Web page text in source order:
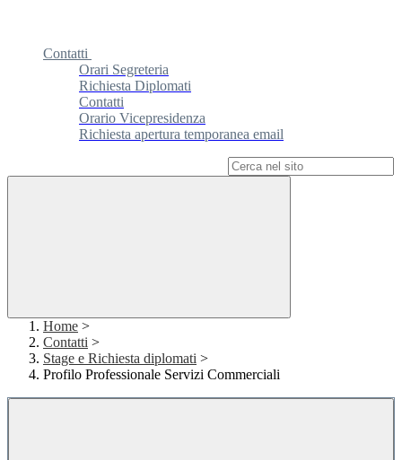
Contatti
Orari Segreteria
Richiesta Diplomati
Contatti
Orario Vicepresidenza
Richiesta apertura temporanea email
Home >
Contatti >
Stage e Richiesta diplomati >
Profilo Professionale Servizi Commerciali